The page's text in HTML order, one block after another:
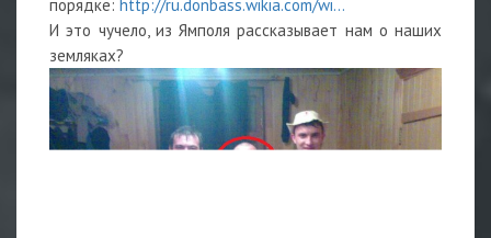
порядке: http://ru.donbass.wikia.com/wi...
И это чучело, из Ямполя рассказывает нам о наших
земляках?